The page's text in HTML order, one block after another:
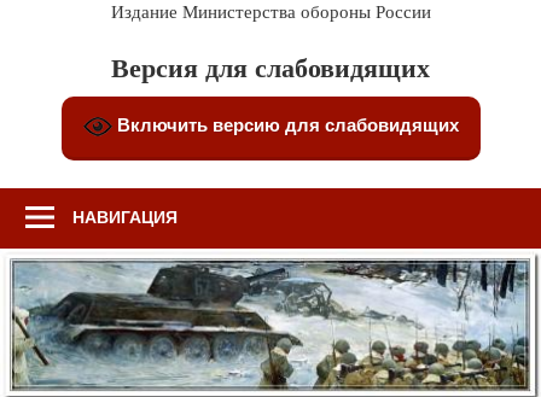
Издание Министерства обороны России
Версия для слабовидящих
Включить версию для слабовидящих
НАВИГАЦИЯ